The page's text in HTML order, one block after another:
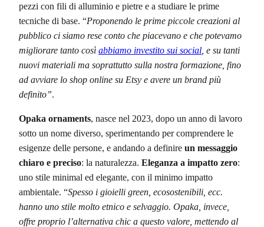
pezzi con fili di alluminio e pietre e a studiare le prime
tecniche di base. “Proponendo le prime piccole creazioni al
pubblico ci siamo rese conto che piacevano e che potevamo
migliorare tanto così abbiamo investito sui social , e su tanti
nuovi materiali ma soprattutto sulla nostra formazione, fino
ad avviare lo shop online su Etsy e avere un brand più
definito”.
Opaka ornaments, nasce nel 2023, dopo un anno di lavoro
sotto un nome diverso, sperimentando per comprendere le
esigenze delle persone, e andando a definire un messaggio
chiaro e preciso: la naturalezza. Eleganza a impatto zero:
uno stile minimal ed elegante, con il minimo impatto
ambientale. “Spesso i gioielli green, ecosostenibili, ecc.
hanno uno stile molto etnico e selvaggio. Opaka, invece,
offre proprio l’alternativa chic a questo valore, mettendo al